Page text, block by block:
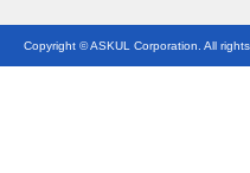
Copyright © ASKUL Corporation. All rights